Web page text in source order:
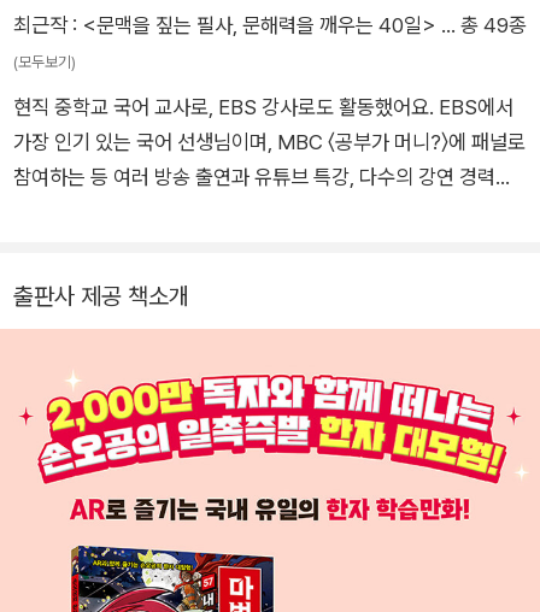
최근작 : <문맥을 짚는 필사, 문해력을 깨우는 40일> … 총 49종
(모두보기)
현직 중학교 국어 교사로, EBS 강사로도 활동했어요. EBS에서
가장 인기 있는 국어 선생님이며, MBC 〈공부가 머니?〉에 패널로
참여하는 등 여러 방송 출연과 유튜브 특강, 다수의 강연 경력이
출판사 제공 책소개